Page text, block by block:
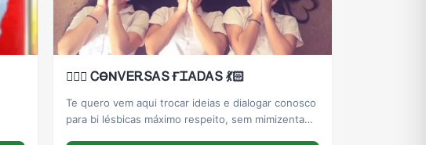
🤹🏻‍♀️ ᏟϴΝᏙᎬᎡՏᎪՏ ҒᏆᎪᎠᎪՏ 💃🏻
Te quero vem aqui trocar ideias e dialogar conosco
para bi lésbicas máximo respeito, sem mimizenta